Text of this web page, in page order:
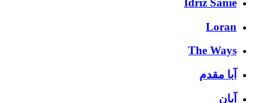
Idriz Sanie
Loran
The Ways
آبا مقدم
آبان